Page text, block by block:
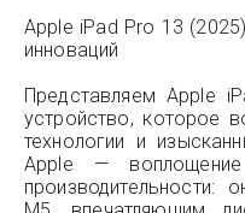
Apple iPad Pro 13
инноваций
Представляем Apple
устройство, которое
технологии и
Apple —